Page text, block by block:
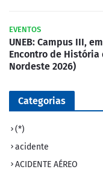
EVENTOS
UNEB: Campus III,
Encontro de
Nordeste 2026)
Categorias
(*)
acidente
ACIDENTE AÉREO